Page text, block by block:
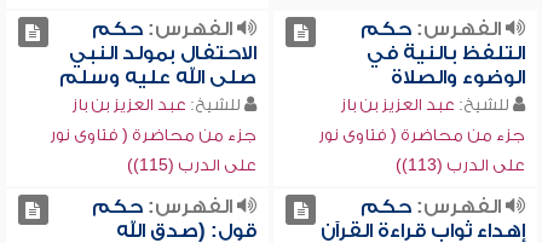
الفهرس:حكم
التلفظ بالنية في
الوضوء والصلاة
للشيخ: عبد العزيز بن باز
جزء من محاضرة ( فتاوى نور
على الدرب (113))
الفهرس:حكم
الاحتفال بمولد النبي
صلى الله عليه وسلم
للشيخ: عبد العزيز بن باز
جزء من محاضرة ( فتاوى نور
على الدرب (115))
الفهرس:حكم
إهداء ثواب قراءة القرآن
الفهرس:حكم
قول: (صدق الله